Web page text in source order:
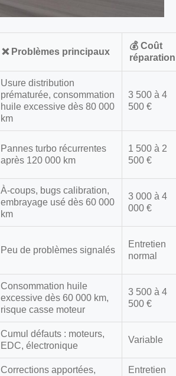
❌ Problèmes principaux
💰 Coût
réparation
Usure distribution
prématurée, consommation
huile excessive dès 80 000
km
3 500 à 4
500 €
Pannes turbo récurrentes
après 120 000 km
1 500 à 2
500 €
À-coups, bugs calibration,
embrayage usé dès 60 000
km
3 000 à 4
000 €
Peu de problèmes signalés
Entretien
normal
Consommation huile
excessive dès 60 000 km,
risque casse moteur
3 500 à 4
500 €
Cumul défauts : moteurs,
EDC, électronique
Variable
Corrections apportées,
Entretien